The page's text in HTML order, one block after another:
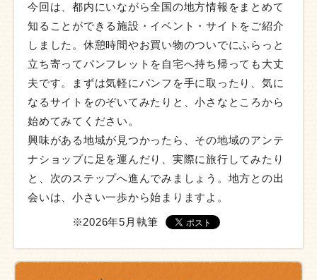
今回は、都内にいながら全国の地方情報をまとめて
知ることができる施設・イベント・サイトをご紹介
しました。休憩時間やお買い物のついでにふらっと
立ち寄ってパンフレットを自宅へ持ち帰っても大丈
夫です。まずは気軽にパンフを手に取ったり、気に
なるサイトをのぞいてみたりと、小さなところから
始めてみてください。
興味がある地域が見つかったら、その地域のアンテ
ナショップに足を運んだり、実際に旅行してみたり
と、次のステップへ進んでみましょう。地方との出
会いは、小さい一歩から始まりますよ。
※2026年5月執筆